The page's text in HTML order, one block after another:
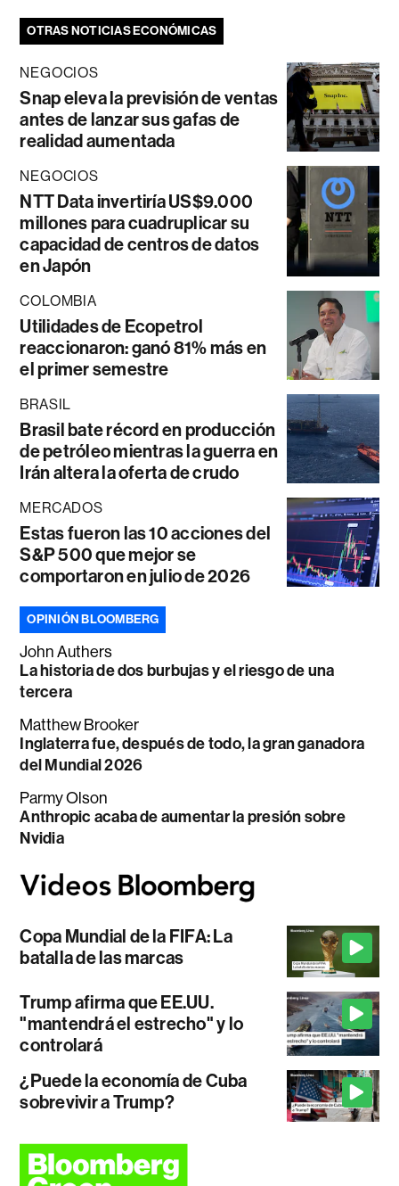
OTRAS NOTICIAS ECONÓMICAS
NEGOCIOS
Snap eleva la previsión de ventas
antes de lanzar sus gafas de
realidad aumentada
NEGOCIOS
NTT Data invertiría US$9.000
millones para cuadruplicar su
capacidad de centros de datos
en Japón
COLOMBIA
Utilidades de Ecopetrol
reaccionaron: ganó 81% más en
el primer semestre
BRASIL
Brasil bate récord en producción
de petróleo mientras la guerra en
Irán altera la oferta de crudo
MERCADOS
Estas fueron las 10 acciones del
S&P 500 que mejor se
comportaron en julio de 2026
OPINIÓN BLOOMBERG
John Authers
La historia de dos burbujas y el riesgo de una
tercera
Matthew Brooker
Inglaterra fue, después de todo, la gran ganadora
del Mundial 2026
Parmy Olson
Anthropic acaba de aumentar la presión sobre
Nvidia
Copa Mundial de la FIFA: La
batalla de las marcas
Trump afirma que EE.UU.
"mantendrá el estrecho" y lo
controlará
¿Puede la economía de Cuba
sobrevivir a Trump?